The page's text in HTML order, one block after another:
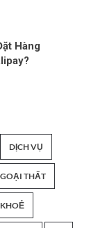
Hàng
DỊCH VỤ
THẤT